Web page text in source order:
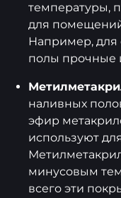
температуры,
для
Например, для
полы прочные
наливных
эфир
используют
минусовым
всего эти